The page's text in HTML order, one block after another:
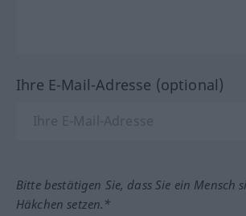
Ihre E-Mail-Adresse (optional)
Bitte bestätigen Sie, dass Sie ein Mensch
Häkchen setzen.*